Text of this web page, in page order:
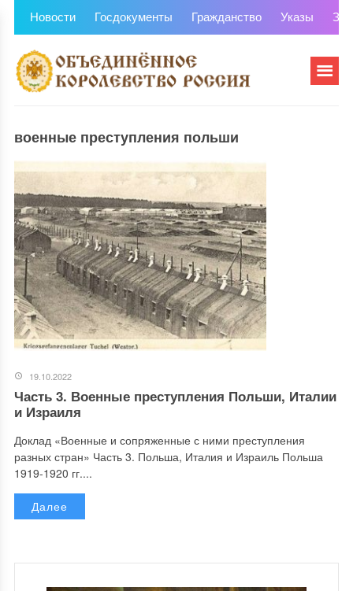
Новости Госдокументы Гражданство Указы
военные преступления польши
19.10.2022
Часть 3. Военные преступления Польши, Италии
и Израиля
Доклад «Военные и сопряженные с ними преступления
разных стран» Часть 3. Польша, Италия и Израиль Польша
1919-1920 гг....
Далее